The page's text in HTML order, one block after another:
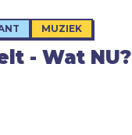
- Wat NU?
MUZIEK